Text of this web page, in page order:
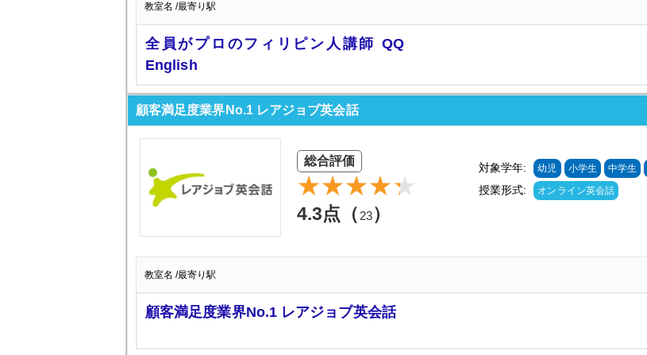
教室名 /最寄り駅
全員がプロのフィリピン人講師 QQ
English
顧客満足度業界No.1 レアジョブ英会話
総合評価
4.3点（ 23）
対象学年: 幼児 小学生 中学生
授業形式: オンライン英会話
教室名 /最寄り駅
顧客満足度業界No.1 レアジョブ英会話